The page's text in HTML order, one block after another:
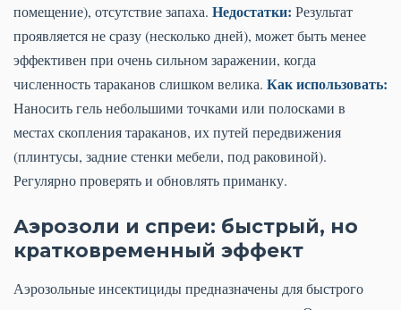
помещение), отсутствие запаха. Недостатки: Результат
проявляется не сразу (несколько дней), может быть менее
эффективен при очень сильном заражении, когда
численность тараканов слишком велика. Как использовать:
Наносить гель небольшими точками или полосками в
местах скопления тараканов, их путей передвижения
(плинтусы, задние стенки мебели, под раковиной).
Регулярно проверять и обновлять приманку.
Аэрозоли и спреи: быстрый, но
кратковременный эффект
Аэрозольные инсектициды предназначены для быстрого